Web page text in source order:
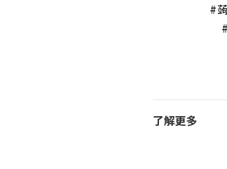
#
了解更多